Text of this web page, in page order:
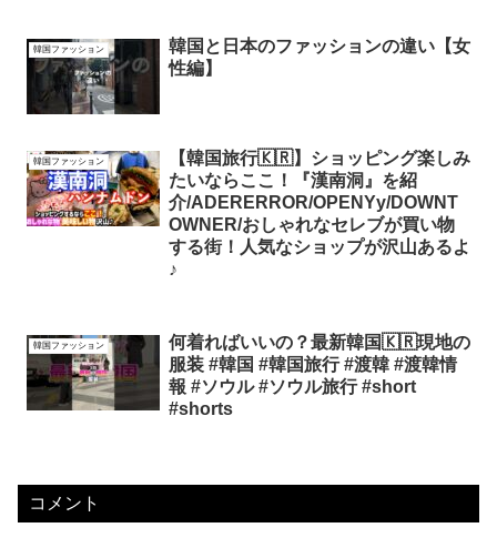
韓国ファッション
韓国と日本のファッションの違い【女
性編】
韓国ファッション
【韓国旅行🇰🇷】ショッピング楽しみ
たいならここ！『漢南洞』を紹
介/ADERERROR/OPENYy/DOWNT
OWNER/おしゃれなセレブが買い物
する街！人気なショップが沢山あるよ
♪
韓国ファッション
何着ればいいの？最新韓国🇰🇷現地の
服装 #韓国 #韓国旅行 #渡韓 #渡韓情
報 #ソウル #ソウル旅行 #short
#shorts
コメント